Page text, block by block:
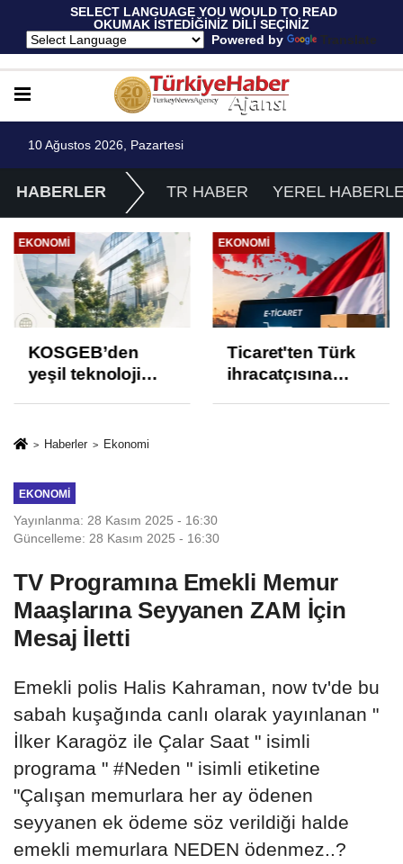
SELECT LANGUAGE YOU WOULD TO READ
OKUMAK İSTEDİĞİNİZ DİLİ SEÇİNİZ
Powered by
Translate
10 Ağustos 2026, Pazartesi
HABERLER TR HABER YEREL
EKONOMI
KOSGEB’den
yeşil teknoloji
kadar destek
EKONOMI
Ticaret'ten Türk
ihracatçısına
Haberler Ekonomi
EKONOMI
Yayınlanma: 28 Kasım 2025 - 16:30
Güncelleme: 28 Kasım 2025 - 16:30
TV Programına Emekli Memur
Maaşlarına Seyyanen ZAM İçin
Mesaj İletti
Emekli polis Halis Kahraman, now tv'de bu
sabah kuşağında canlı olarak yayınlanan "
İlker Karagöz ile Çalar Saat " isimli
programa " #Neden " isimli etiketine
"Çalışan memurlara her ay ödenen
seyyanen ek ödeme söz verildiği halde
emekli memurlara NEDEN ödenmez..?